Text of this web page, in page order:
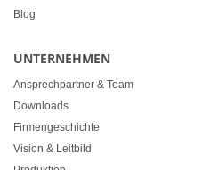
Blog
UNTERNEHMEN
Ansprechpartner & Team
Downloads
Firmengeschichte
Vision & Leitbild